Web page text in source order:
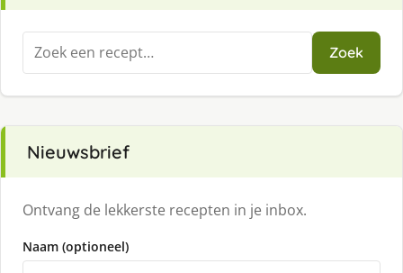
Zoeken
naar:
Zoek
Nieuwsbrief
Ontvang de lekkerste recepten in je inbox.
Naam (optioneel)